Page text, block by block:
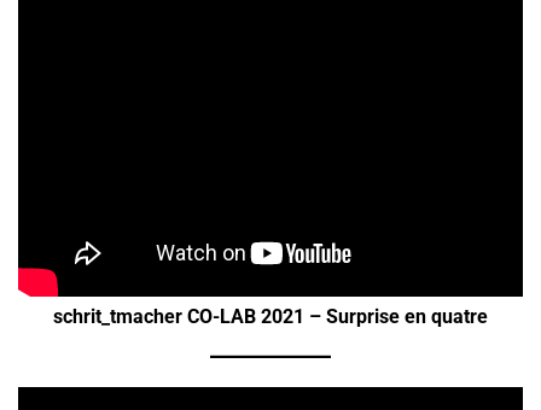
schrit_tmacher CO-LAB 2021 – Surprise en quatre